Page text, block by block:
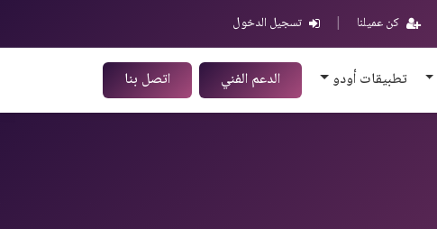
كن عميلنا | تسجيل الدخول
تطبيقات أودو الدعم الفني اتصل بنا